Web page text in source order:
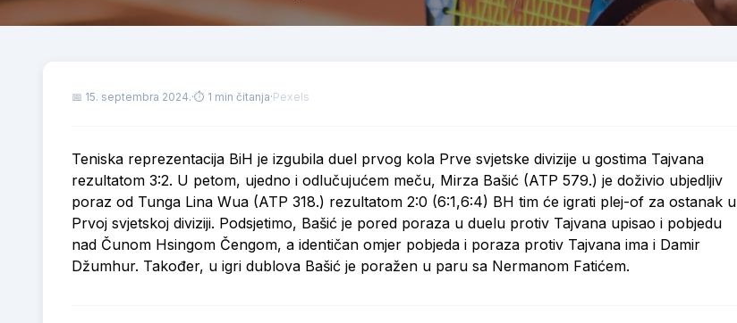
📅 15. septembra 2024.·⏱ 1 min čitanja·Pexels
Teniska reprezentacija BiH je izgubila duel prvog kola Prve svjetske divizije u gostima Tajvana
rezultatom 3:2. U petom, ujedno i odlučujućem meču, Mirza Bašić (ATP 579.) je doživio ubjedljiv
poraz od Tunga Lina Wua (ATP 318.) rezultatom 2:0 (6:1,6:4) BH tim će igrati plej-of za ostanak u
Prvoj svjetskoj diviziji. Podsjetimo, Bašić je pored poraza u duelu protiv Tajvana upisao i pobjedu
nad Čunom Hsingom Čengom, a identičan omjer pobjeda i poraza protiv Tajvana ima i Damir
Džumhur. Također, u igri dublova Bašić je poražen u paru sa Nermanom Fatićem.